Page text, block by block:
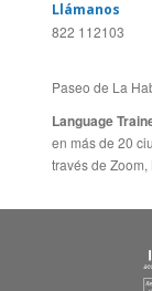
Mapa del Sitio
Llámanos
822 112103
en más de 20
través de